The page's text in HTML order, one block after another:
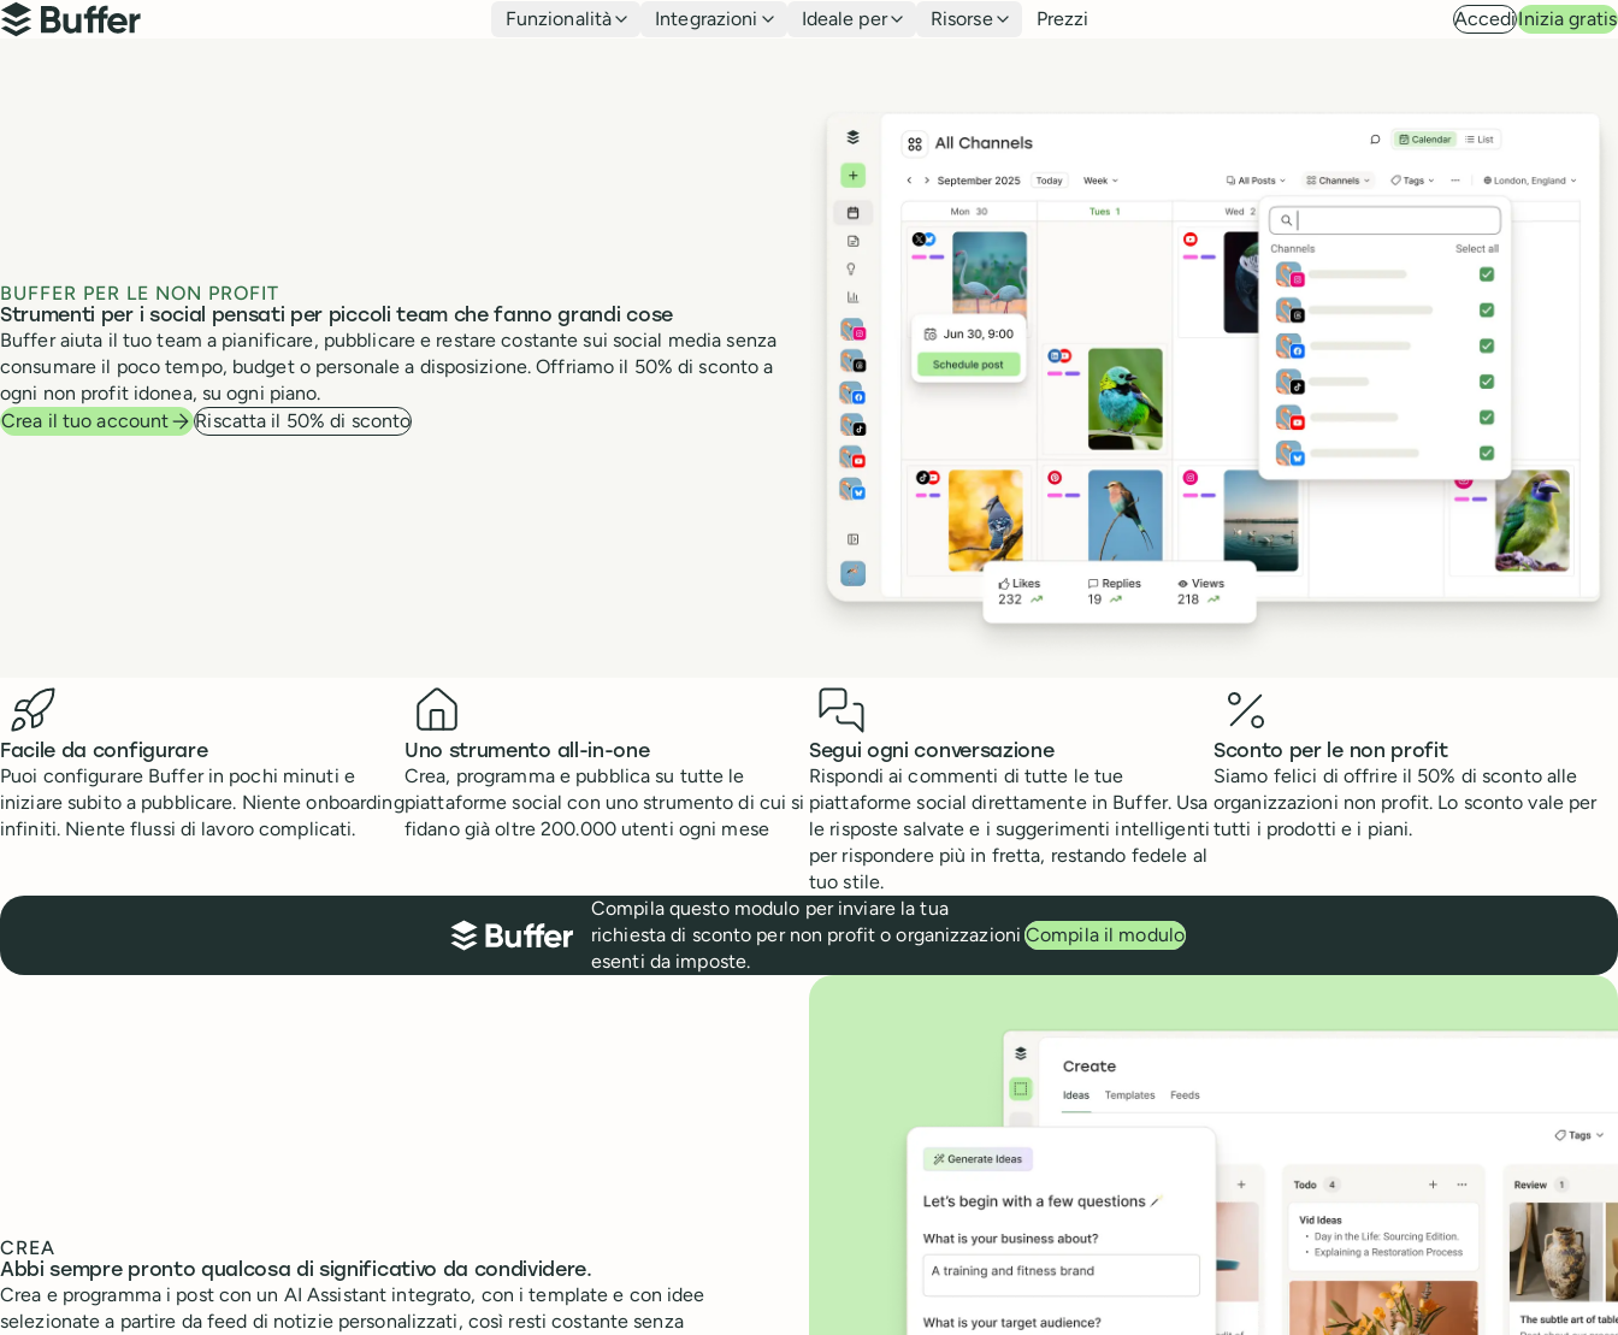
Navigazione principale
Buffer
Funzionalità Integrazioni Ideale per Risorse Prezzi AccediInizia gratis
BUFFER PER LE NON PROFIT
Strumenti per i social pensati per piccoli team che fanno grandi cose
Buffer aiuta il tuo team a pianificare, pubblicare e restare costante sui social media senza
consumare il poco tempo, budget o personale a disposizione. Offriamo il 50% di sconto a
ogni non profit idonea, su ogni piano.
Crea il tuo account
Riscatta il 50% di sconto
Benefits
Facile da configurare
Puoi configurare Buffer in pochi minuti e
iniziare subito a pubblicare. Niente onboarding
infiniti. Niente flussi di lavoro complicati.
Uno strumento all-in-one
Crea, programma e pubblica su tutte le
piattaforme social con uno strumento di cui si
fidano già oltre 200.000 utenti ogni mese
Segui ogni conversazione
Rispondi ai commenti di tutte le tue
piattaforme social direttamente in Buffer. Usa
le risposte salvate e i suggerimenti intelligenti
per rispondere più in fretta, restando fedele al
tuo stile.
Sconto per le non profit
Siamo felici di offrire il 50% di sconto alle
organizzazioni non profit. Lo sconto vale per
tutti i prodotti e i piani.
Richiedi lo sconto per non profit
Compila questo modulo per inviare la tua
richiesta di sconto per non profit o organizzazioni
esenti da imposte.
Compila il modulo
CREA
Abbi sempre pronto qualcosa di significativo da condividere.
Crea e programma i post con un AI Assistant integrato, con i template e con idee
selezionate a partire da feed di notizie personalizzati, così resti costante senza